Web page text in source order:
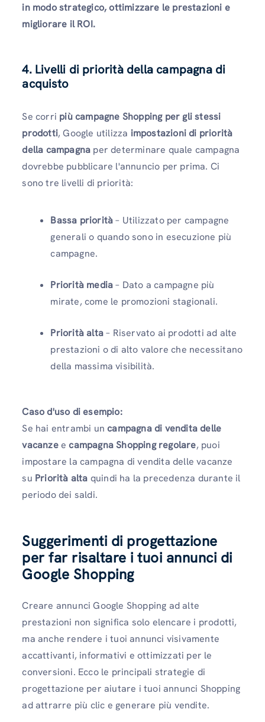
in modo strategico, ottimizzare le prestazioni e
migliorare il ROI.
4. Livelli di priorità della campagna di
acquisto
Se corri più campagne Shopping per gli stessi
prodotti, Google utilizza impostazioni di priorità
della campagna per determinare quale campagna
dovrebbe pubblicare l'annuncio per prima. Ci
sono tre livelli di priorità:
Bassa priorità– Utilizzato per campagne
generali o quando sono in esecuzione più
campagne.
Priorità media– Dato a campagne più
mirate, come le promozioni stagionali.
Priorità alta– Riservato ai prodotti ad alte
prestazioni o di alto valore che necessitano
della massima visibilità.
Caso d'uso di esempio:
Se hai entrambi uncampagna di vendita delle
vacanzeecampagna Shopping regolare, puoi
impostare la campagna di vendita delle vacanze
su Priorità alta quindi ha la precedenza durante il
periodo dei saldi.
Suggerimenti di progettazione
per far risaltare i tuoi annunci di
Google Shopping
Creare annunci Google Shopping ad alte
prestazioni non significa solo elencare i prodotti,
ma anche rendere i tuoi annunci visivamente
accattivanti, informativi e ottimizzati per le
conversioni. Ecco le principali strategie di
progettazione per aiutare i tuoi annunci Shopping
ad attrarre più clic e generare più vendite.